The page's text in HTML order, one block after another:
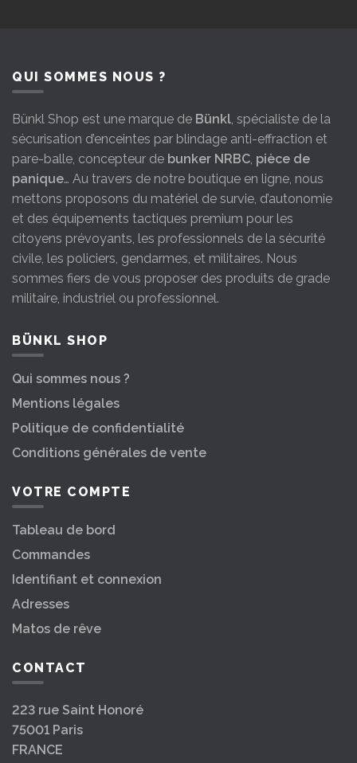
QUI SOMMES NOUS ?
Bünkl Shop est une marque de Bünkl, spécialiste de la
sécurisation d’enceintes par blindage anti-effraction et
pare-balle, concepteur de bunker NRBC, pièce de
panique… Au travers de notre boutique en ligne, nous
mettons proposons du matériel de survie, d’autonomie
et des équipements tactiques premium pour les
citoyens prévoyants, les professionnels de la sécurité
civile, les policiers, gendarmes, et militaires. Nous
sommes fiers de vous proposer des produits de grade
militaire, industriel ou professionnel.
BÜNKL SHOP
Qui sommes nous ?
Mentions légales
Politique de confidentialité
Conditions générales de vente
VOTRE COMPTE
Tableau de bord
Commandes
Identifiant et connexion
Adresses
Matos de rêve
CONTACT
223 rue Saint Honoré
75001 Paris
FRANCE